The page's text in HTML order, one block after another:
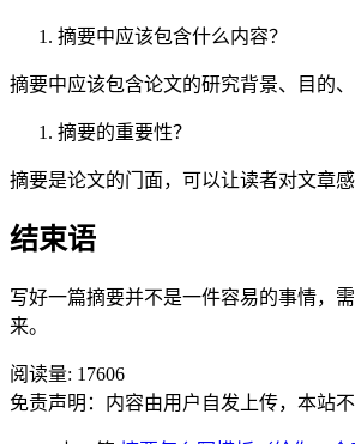
摘要中应该包含什么内容？
摘要中应该包含论文的研究背景、目的
摘要的重要性？
摘要是论文的门面，可以让读者对文章
结束语
写好一篇摘要并不是一件容易的事情，
来。
阅读量: 17606
免责声明：内容由用户自发上传，本站